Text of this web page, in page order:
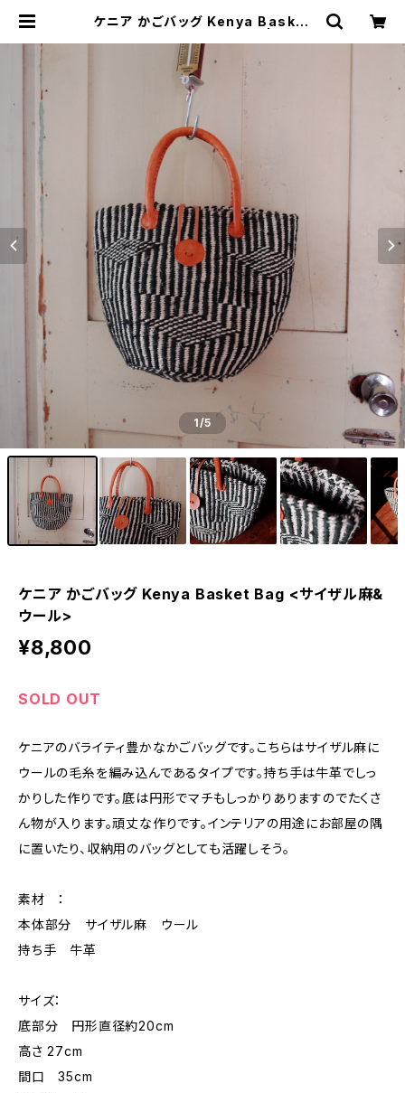
ケニア かごバッグ Kenya Basket
1/5
ケニア かごバッグ Kenya Basket Bag <サイザル麻&
ウール>
¥8,800
SOLD OUT
ケニアのバライティ豊かなかごバッグです。こちらはサイザル麻に
ウールの毛糸を編み込んであるタイプです。持ち手は牛革でしっ
かりした作りです。底は円形でマチもしっかりありますのでたくさ
ん物が入ります。頑丈な作りです。インテリアの用途にお部屋の隅
に置いたり、収納用のバッグとしても活躍しそう。
素材 ：
本体部分 サイザル麻 ウール
持ち手 牛革
サイズ：
底部分 円形直径約20cm
高さ 27cm
間口 35cm